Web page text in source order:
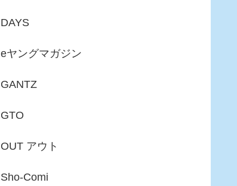
DAYS
eヤングマガジン
GANTZ
GTO
OUT アウト
Sho-Comi